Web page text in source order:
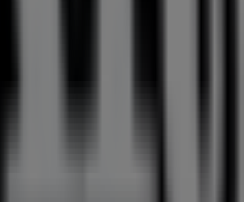
hjälper dig att spara under hela